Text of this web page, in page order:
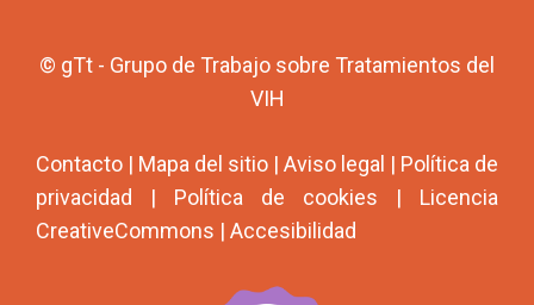
© gTt - Grupo de Trabajo sobre Tratamientos del
VIH
Contacto | Mapa del sitio | Aviso legal | Política de
privacidad | Política de cookies | Licencia
CreativeCommons | Accesibilidad